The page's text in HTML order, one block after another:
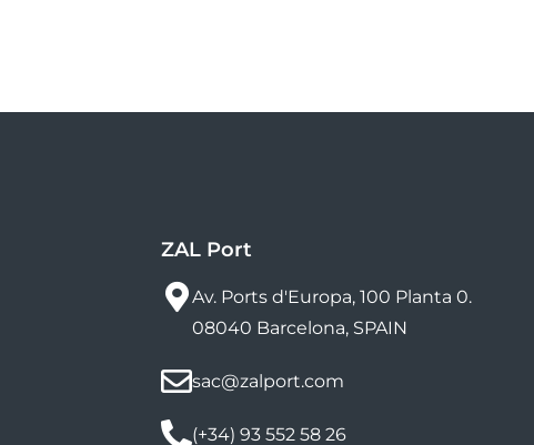
ZAL Port
Av. Ports d'Europa, 100 Planta 0.
08040 Barcelona, SPAIN
sac@zalport.com
(+34) 93 552 58 26